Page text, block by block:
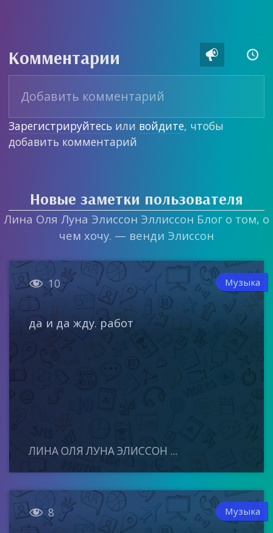
Комментарии  
Зарегистрируйтесь или войдите, чтобы
добавить комментарий
Новые заметки пользователя
Лина Оля Луна Элиссон Эллиссон Блог о том, о
чем хочу. — венди Элиссон
 10 Музыка
да и да жду. работ
ЛИНА ОЛЯ ЛУНА ЭЛИССОН ...
 8 Музыка